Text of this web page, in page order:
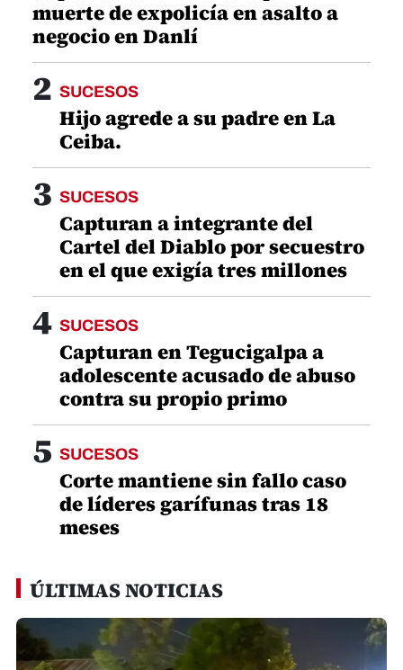
muerte de expolicía en asalto a
negocio en Danlí
2 SUCESOS
Hijo agrede a su padre en La
Ceiba.
3 SUCESOS
Capturan a integrante del
Cartel del Diablo por secuestro
en el que exigía tres millones
4 SUCESOS
Capturan en Tegucigalpa a
adolescente acusado de abuso
contra su propio primo
5 SUCESOS
Corte mantiene sin fallo caso
de líderes garífunas tras 18
meses
ÚLTIMAS NOTICIAS